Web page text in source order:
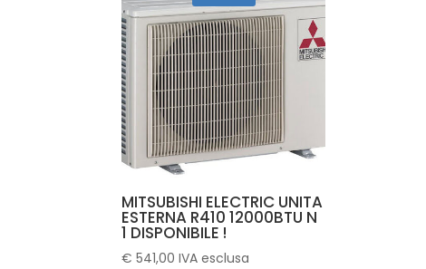
MITSUBISHI ELECTRIC UNITA
ESTERNA R410 12000BTU N
1 DISPONIBILE !
€ 541,00 IVA esclusa